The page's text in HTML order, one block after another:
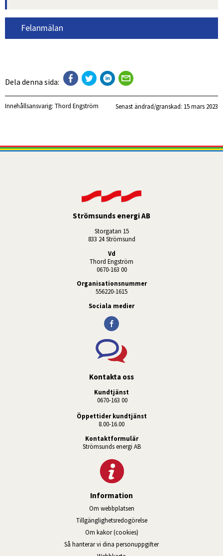
Felanmälan
Dela denna sida:
Innehållsansvarig: Thord Engström Senast ändrad/granskad: 15 mars 2023
Strömsunds energi AB
Storgatan 15
833 24 Strömsund
Vd
Thord Engström
0670-163 00
Organisationsnummer
556220-1615
Sociala medier
Kontakta oss
Kundtjänst
0670-163 00
Öppettider kundtjänst
8.00-16.00
Kontaktformulär
Strömsunds energi AB
Information
Om webbplatsen
Tillgänglighetsredogörelse
Om kakor (cookies)
Så hanterar vi dina personuppgifter